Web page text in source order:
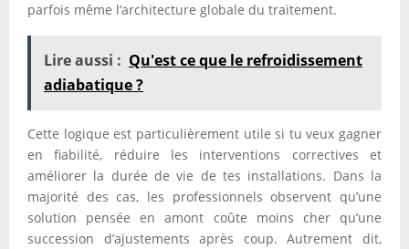
parfois même l’architecture globale du traitement.
Lire aussi : Qu'est ce que le refroidissement
adiabatique ?
Cette logique est particulièrement utile si tu veux gagner
en fiabilité, réduire les interventions correctives et
améliorer la durée de vie de tes installations. Dans la
majorité des cas, les professionnels observent qu’une
solution pensée en amont coûte moins cher qu’une
succession d’ajustements après coup. Autrement dit,